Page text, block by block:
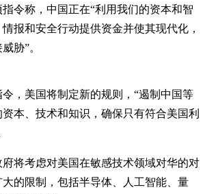
指令称，中国正在“利用我们的资本和智
报和安全行动提供资金并使其现代化，
胁”。
，美国将制定新的规则，“遏制中国等
本、技术和知识，确保只有符合美国利
将考虑对美国在敏感技术领域对华的对
的限制，包括半导体、人工智能、量